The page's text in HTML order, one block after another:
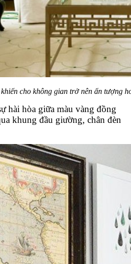
cho không gian trở nên ấn tượng
hài hòa giữa màu vàng đồng
khung đầu giường, chân đèn